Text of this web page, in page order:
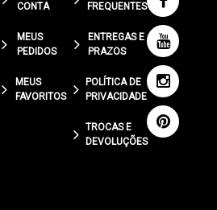
CONTA
MEUS
PEDIDOS
MEUS
FAVORITOS
FREQUENTES
ENTREGAS E
PRAZOS
POLÍTICA DE
PRIVACIDADE
TROCAS E
DEVOLUÇÕES